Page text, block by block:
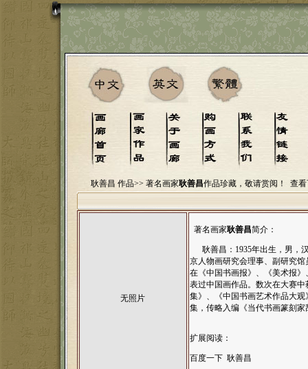
耿善昌 作品>> 著名画家耿善昌作品珍藏，敬请赏阅！ 查
无照片
著名画家耿善昌简介：
耿善昌：1935年出生，男，
京人物画研究会理事、副研究
在《中国书画报》、《美术报
表过中国画作品。数次在大赛
集》、《中国书画艺术作品大
集，传略入编《当代书画篆刻
扩展阅读：
百度一下 耿善昌